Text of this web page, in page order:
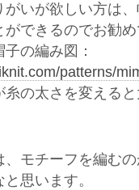
がいが欲しい方は
できるのでお勧め
子の編み図：
patterns/
糸の太さを変えると
、モチーフを編む
思います。